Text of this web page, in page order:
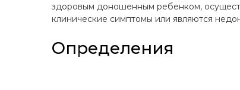
здоровым доношенным ребенком,
клинические симптомы или являются
Определения